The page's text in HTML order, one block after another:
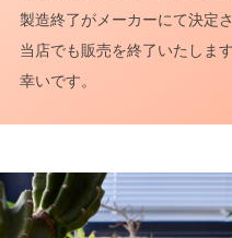
製造終了がメーカーにて決定さ
当店でも販売を終了いたしま
幸いです。